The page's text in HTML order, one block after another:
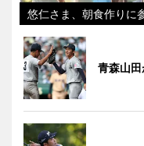
悠仁さま、朝食作りに
青森山